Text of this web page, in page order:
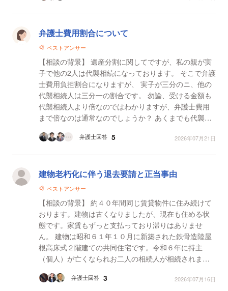
弁護士費用割合について
ベストアンサー
【相談の背景】 遺産分割に関してですが、私の親が実
子で他の2人は代襲相続になっております。 そこで弁護
士費用負担割合になりますが、 実子が三分のニ、他の
代襲相続人は三分一の割合です。 勿論、受ける金額も
代襲相続人より倍なのではわかりますが、弁護士費用
まで倍なのは通常なのでしょうか？ あくまでも代襲相
弁護士回答 5 2026年07月21日
建物老朽化に伴う退去要請と正当事由
ベストアンサー
【相談の背景】 約４０年間同じ賃貸物件に住み続けて
おります。建物は古くなりましたが、現在も住める状
態です。家賃もずっと支払っており滞りはありませ
ん。 建物は昭和６１年１０月に新築された鉄骨造陸屋
根高床式２階建ての共同住宅です。令和６年に持主
（個人）が亡くなられお二人の相続人が相続されまし
（令和8年...弁護士回答 3 2026年07月16日